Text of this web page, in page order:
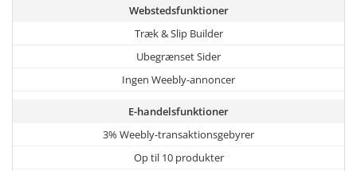
Webstedsfunktioner
Træk & Slip Builder
Ubegrænset Sider
Ingen Weebly-annoncer
E-handelsfunktioner
3% Weebly-transaktionsgebyrer
Op til 10 produkter